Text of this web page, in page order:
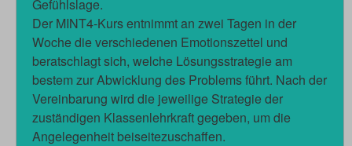
Gefühlslage.
Der MINT4-Kurs entnimmt an zwei Tagen in der
Woche die verschiedenen Emotionszettel und
beratschlagt sich, welche Lösungsstrategie am
bestem zur Abwicklung des Problems führt. Nach der
Vereinbarung wird die jeweilige Strategie der
zuständigen Klassenlehrkraft gegeben, um die
Angelegenheit beiseitezuschaffen.